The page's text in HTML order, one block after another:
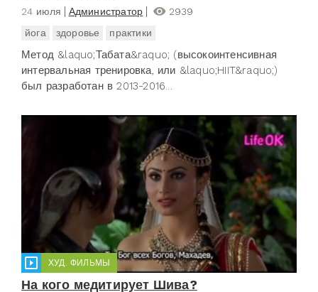
24 июля Администратор
2939
йога
здоровье практики
Метод &laquo;Табата&raquo; (высокоинтенсивная
интервальная тренировка, или &laquo;HIIT&raquo;)
был разработан в 2013-2016...
ХУД. ФИЛЬМЫ
На кого медитирует Шива?